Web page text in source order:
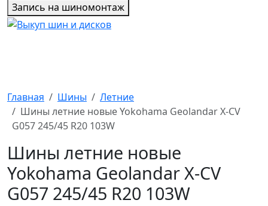
Запись на шиномонтаж
Главная Шины
Летние
Шины летние новые Yokohama Geolandar X-CV
G057 245/45 R20 103W
Шины летние новые
Yokohama Geolandar X-CV
G057 245/45 R20 103W